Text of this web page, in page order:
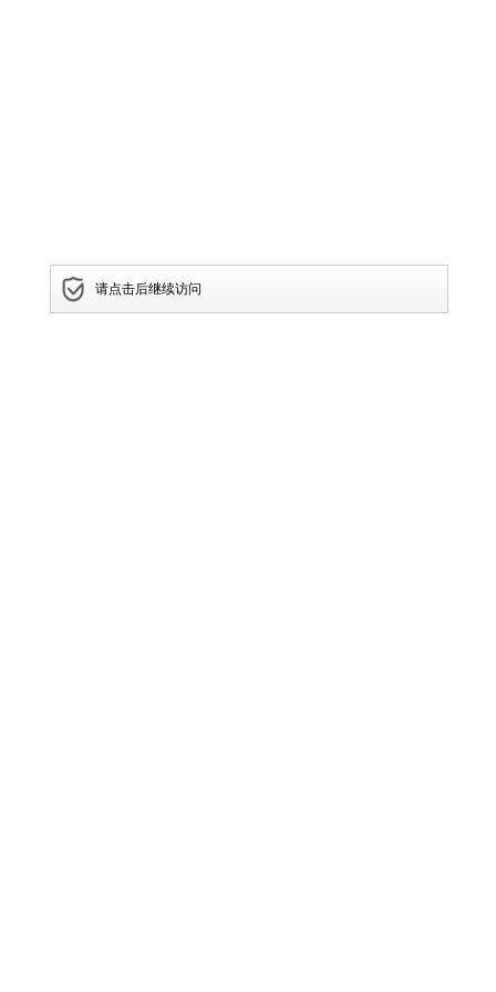
请点击后继续访问